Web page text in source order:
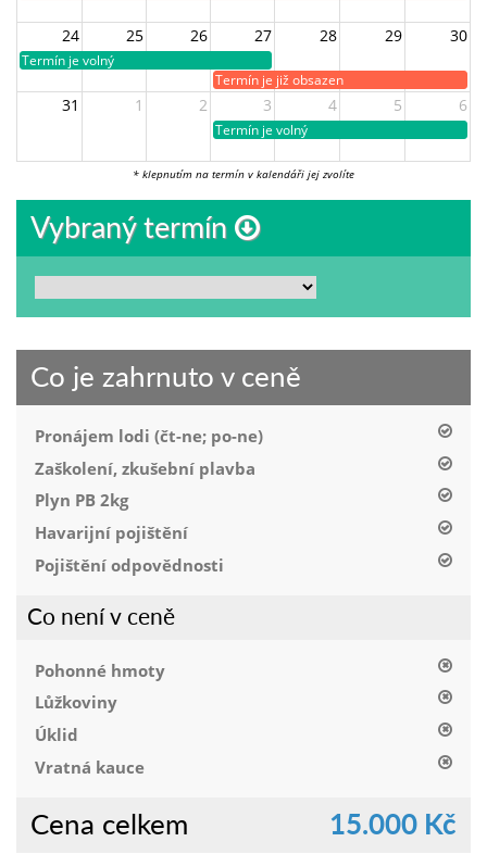
24 25 26 27 28 29 30
Termín je volný
Termín je již obsazen
31 1 2 3 4 5 6
Termín je volný
* klepnutím na termín v kalendáři jej zvolíte
Vybraný termín
Co je zahrnuto v ceně
Pronájem lodi (čt-ne; po-ne)
Zaškolení, zkušební plavba
Plyn PB 2kg
Havarijní pojištění
Pojištění odpovědnosti
Co není v ceně
Pohonné hmoty
Lůžkoviny
Úklid
Vratná kauce
Cena celkem 15.000 Kč